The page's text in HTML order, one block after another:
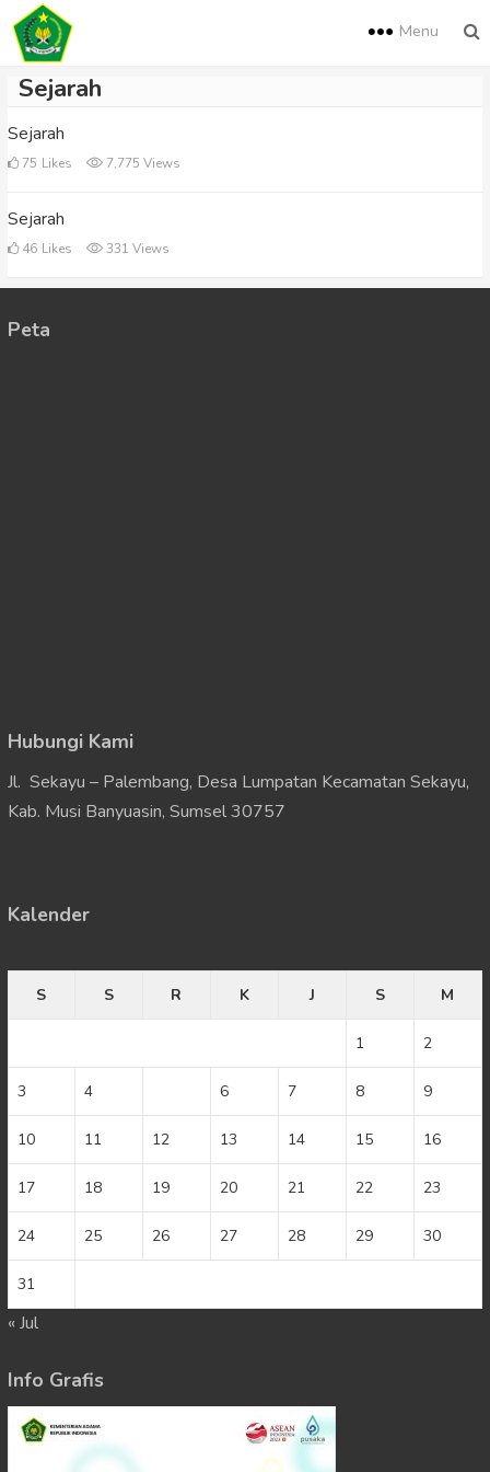
Menu
Sejarah
Sejarah
75 Likes 7,775 Views
Sejarah
46 Likes 331 Views
Peta
Hubungi Kami
Jl. Sekayu – Palembang, Desa Lumpatan Kecamatan Sekayu,
Kab. Musi Banyuasin, Sumsel 30757
Kalender
S
S R K J S M
1 2
3 4 6 7 8 9
10 11 12 13 14 15 16
17 18 19 20 21 22 23
24 25 26 27 28 29 30
31
« Jul
Info Grafis